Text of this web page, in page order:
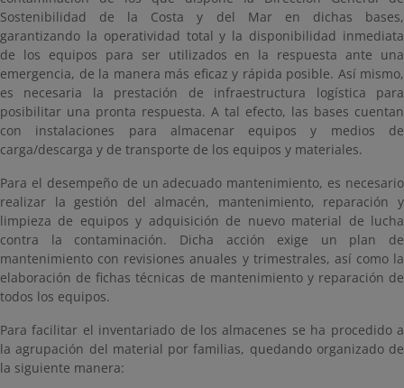
Sostenibilidad de la Costa y del Mar en dichas bases,
garantizando la operatividad total y la disponibilidad inmediata
de los equipos para ser utilizados en la respuesta ante una
emergencia, de la manera más eficaz y rápida posible. Así mismo,
es necesaria la prestación de infraestructura logística para
posibilitar una pronta respuesta. A tal efecto, las bases cuentan
con instalaciones para almacenar equipos y medios de
carga/descarga y de transporte de los equipos y materiales.
Para el desempeño de un adecuado mantenimiento, es necesario
realizar la gestión del almacén, mantenimiento, reparación y
limpieza de equipos y adquisición de nuevo material de lucha
contra la contaminación. Dicha acción exige un plan de
mantenimiento con revisiones anuales y trimestrales, así como la
elaboración de fichas técnicas de mantenimiento y reparación de
todos los equipos.
Para facilitar el inventariado de los almacenes se ha procedido a
la agrupación del material por familias, quedando organizado de
la siguiente manera: